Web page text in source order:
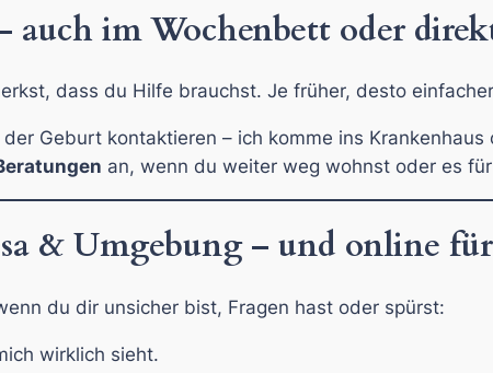
auch im Wochenbett oder
dass du Hilfe brauchst. Je früher, desto
Geburt kontaktieren – ich komme ins
an, wenn du weiter weg wohnst oder es
& Umgebung – und online
du dir unsicher bist, Fragen hast oder spürst:
wirklich sieht.